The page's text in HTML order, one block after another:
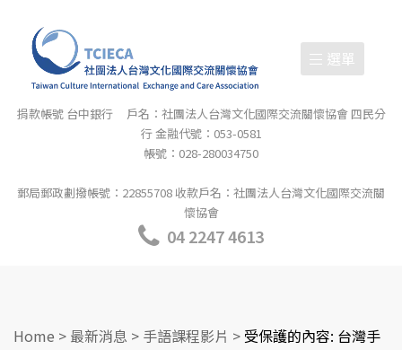
選單
捐款帳號 台中銀行 戶名：社團法人台灣文化國際交流關懷協會 四民分
行 金融代號：053-0581
帳號：028-280034750
郵局郵政劃撥帳號：22855708 收款戶名：社團法人台灣文化國際交流關
懷協會
04 2247 4613
Home > 最新消息 > 手語課程影片 > 受保護的內容: 台灣手